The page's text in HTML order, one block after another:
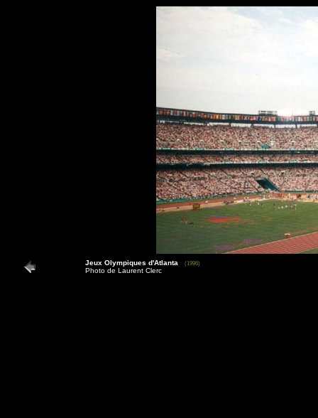
Jeux Olympiques d'Atlanta (1996)
Photo de Laurent Clerc